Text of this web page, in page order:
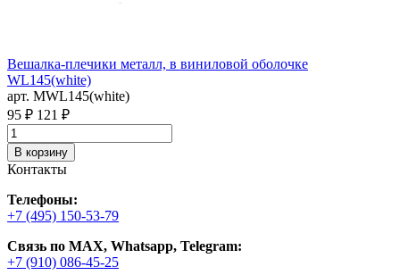
Вешалка-плечики металл, в виниловой оболочке
WL145(white)
арт. MWL145(white)
95 ₽ 121 ₽
В корзину
Контакты
Телефоны:
+7 (495) 150-53-79
Связь по MAX, Whatsapp, Telegram:
+7 (910) 086-45-25